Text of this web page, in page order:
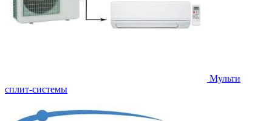
Мульти
сплит-системы